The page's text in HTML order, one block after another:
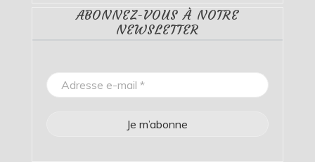
ABONNEZ-VOUS À NOTRE
NEWSLETTER